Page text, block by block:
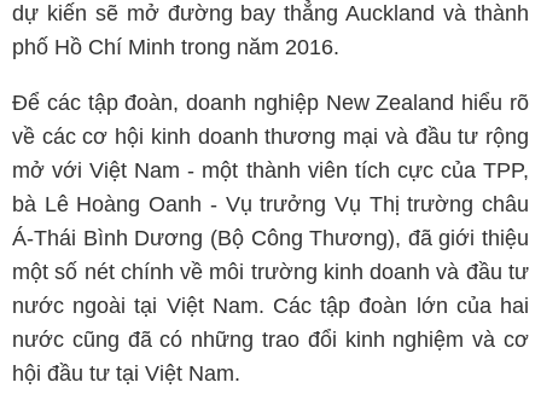
dự kiến sẽ mở đường bay thẳng Auckland và thành
phố Hồ Chí Minh trong năm 2016.
Để các tập đoàn, doanh nghiệp New Zealand hiểu rõ
về các cơ hội kinh doanh thương mại và đầu tư rộng
mở với Việt Nam - một thành viên tích cực của TPP,
bà Lê Hoàng Oanh - Vụ trưởng Vụ Thị trường châu
Á-Thái Bình Dương (Bộ Công Thương), đã giới thiệu
một số nét chính về môi trường kinh doanh và đầu tư
nước ngoài tại Việt Nam. Các tập đoàn lớn của hai
nước cũng đã có những trao đổi kinh nghiệm và cơ
hội đầu tư tại Việt Nam.